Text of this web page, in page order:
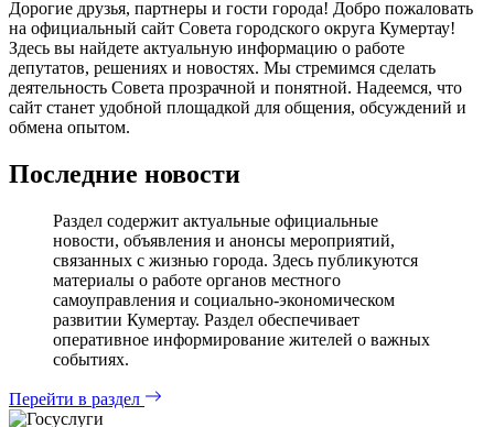
Дорогие друзья, партнеры и гости города! Добро пожаловать
на официальный сайт Совета городского округа Кумертау!
Здесь вы найдете актуальную информацию о работе
депутатов, решениях и новостях. Мы стремимся сделать
деятельность Совета прозрачной и понятной. Надеемся, что
сайт станет удобной площадкой для общения, обсуждений и
обмена опытом.
Последние новости
Раздел содержит актуальные официальные
новости, объявления и анонсы мероприятий,
связанных с жизнью города. Здесь публикуются
материалы о работе органов местного
самоуправления и социально-экономическом
развитии Кумертау. Раздел обеспечивает
оперативное информирование жителей о важных
событиях.
Перейти в раздел